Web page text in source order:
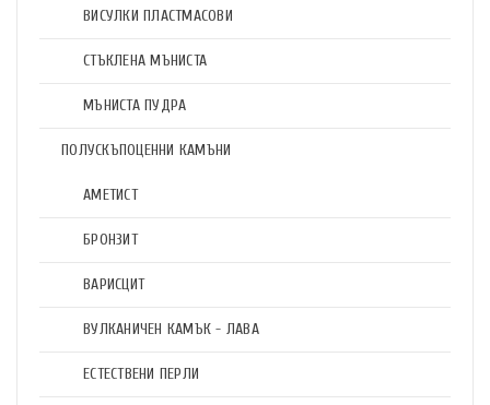
ВИСУЛКИ ПЛАСТМАСОВИ
СТЪКЛЕНА МЪНИСТА
МЪНИСТА ПУДРА
ПОЛУСКЪПОЦЕННИ КАМЪНИ
АМЕТИСТ
БРОНЗИТ
ВАРИСЦИТ
ВУЛКАНИЧЕН КАМЪК - ЛАВА
ЕСТЕСТВЕНИ ПЕРЛИ